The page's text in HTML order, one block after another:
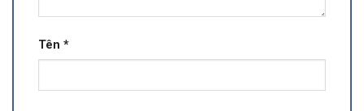
Tên *